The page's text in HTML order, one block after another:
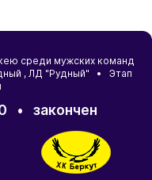
среди мужских команд
, ЛД "Рудный" • Этап
• закончен